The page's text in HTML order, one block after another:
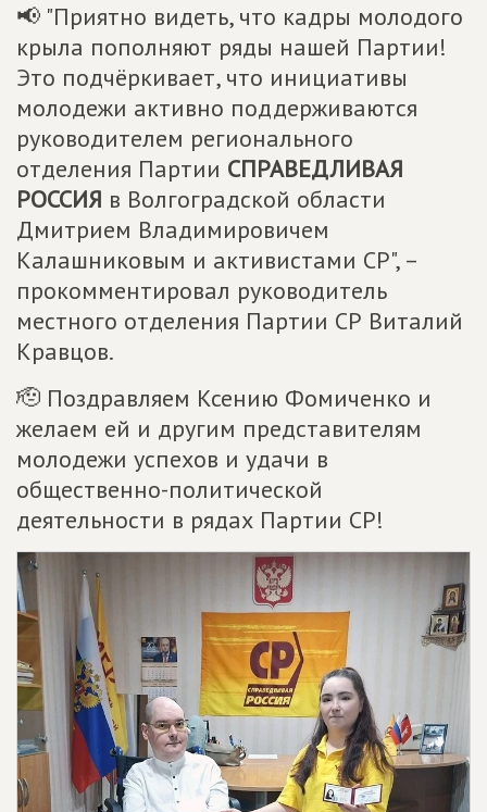
📢 "Приятно видеть, что кадры молодого
крыла пополняют ряды нашей Партии!
Это подчёркивает, что инициативы
молодежи активно поддерживаются
руководителем регионального
отделения Партии СПРАВЕДЛИВАЯ
РОССИЯ в Волгоградской области
Дмитрием Владимировичем
Калашниковым и активистами СР", –
прокомментировал руководитель
местного отделения Партии СР Виталий
Кравцов.
🫡 Поздравляем Ксению Фомиченко и
желаем ей и другим представителям
молодежи успехов и удачи в
общественно-политической
деятельности в рядах Партии СР!